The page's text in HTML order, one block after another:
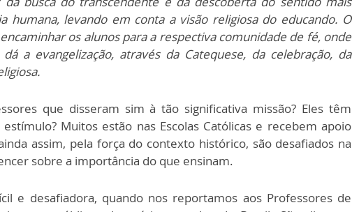
humana, levando em conta a visão religiosa do educando. O
os alunos para a respectiva comunidade de fé, onde
a evangelização, através da Catequese, da celebração, da
que disseram sim à tão significativa missão? Eles têm
Muitos estão nas Escolas Católicas e recebem apoio
assim, pela força do contexto histórico, são desafiados na
sobre a importância do que ensinam.
e desafiadora, quando nos reportamos aos Professores de